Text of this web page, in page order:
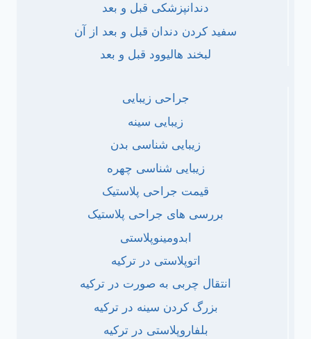
دندانپزشکی قبل و بعد
سفید کردن دندان قبل و بعد از آن
لبخند هالیوود قبل و بعد
جراحی زیبایی
زیبایی سینه
زیبایی شناسی بدن
زیبایی شناسی چهره
قیمت جراحی پلاستیک
بررسی های جراحی پلاستیک
ابدومینوپلاستی
اتوپلاستی در ترکیه
انتقال چربی به صورت در ترکیه
بزرگ کردن سینه در ترکیه
بلفاروپلاستی در ترکیه